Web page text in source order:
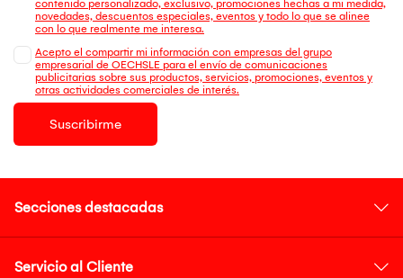
contenido personalizado, exclusivo, promociones hechas a mi medida,
novedades, descuentos especiales, eventos y todo lo que se alinee
con lo que realmente me interesa.
Acepto el compartir mi información con empresas del grupo
empresarial de OECHSLE para el envío de comunicaciones
publicitarias sobre sus productos, servicios, promociones, eventos y
otras actividades comerciales de interés.
Suscribirme
Secciones destacadas
Servicio al Cliente